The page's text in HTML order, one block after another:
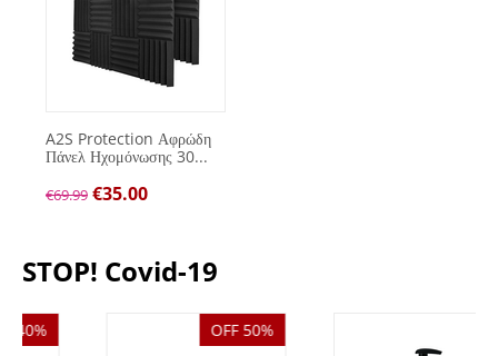
A2S Protection Αφρώδη
Πάνελ Ηχομόνωσης 30...
€69.99 €35.00
STOP! Covid-19
OFF 50%